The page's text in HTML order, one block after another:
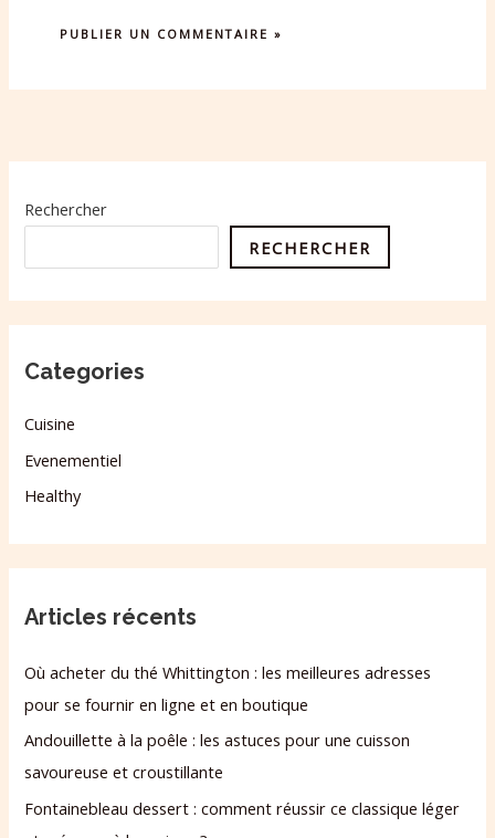
Rechercher
RECHERCHER
Categories
Cuisine
Evenementiel
Healthy
Articles récents
Où acheter du thé Whittington : les meilleures adresses
pour se fournir en ligne et en boutique
Andouillette à la poêle : les astuces pour une cuisson
savoureuse et croustillante
Fontainebleau dessert : comment réussir ce classique léger